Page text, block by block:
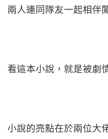
兩人連同隊友一起相伴
看這本小說，就是被劇
小說的亮點在於兩位大